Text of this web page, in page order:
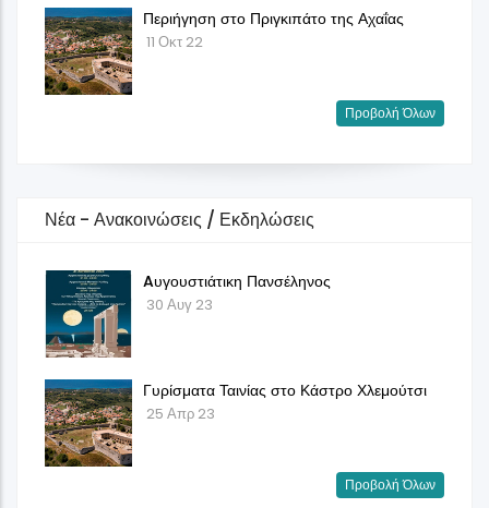
Περιήγηση στο Πριγκιπάτο της Αχαΐας
11 Οκτ 22
Προβολή Όλων
Νέα - Ανακοινώσεις / Εκδηλώσεις
Aυγουστιάτικη Πανσέληνος
30 Αυγ 23
Γυρίσματα Ταινίας στο Κάστρο Χλεμούτσι
25 Απρ 23
Προβολή Όλων